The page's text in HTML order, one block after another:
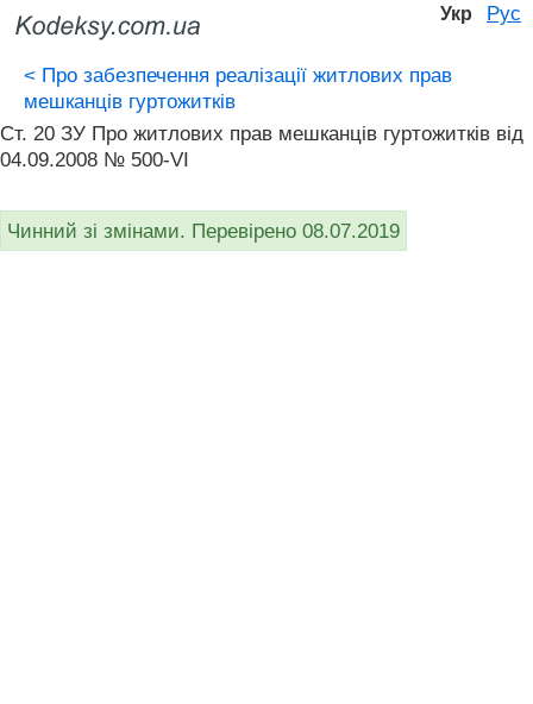
Укр Рус
< Про забезпечення реалізації житлових прав
мешканців гуртожитків
Ст. 20 ЗУ Про житлових прав мешканців гуртожитків від
04.09.2008 № 500-VI
Чинний зі змінами. Перевірено 08.07.2019